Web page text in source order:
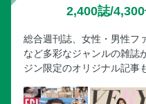
2,400誌/
総合週刊誌、女性・男性フ
など多彩なジャンルの雑誌
ジン限定のオリジナル記事